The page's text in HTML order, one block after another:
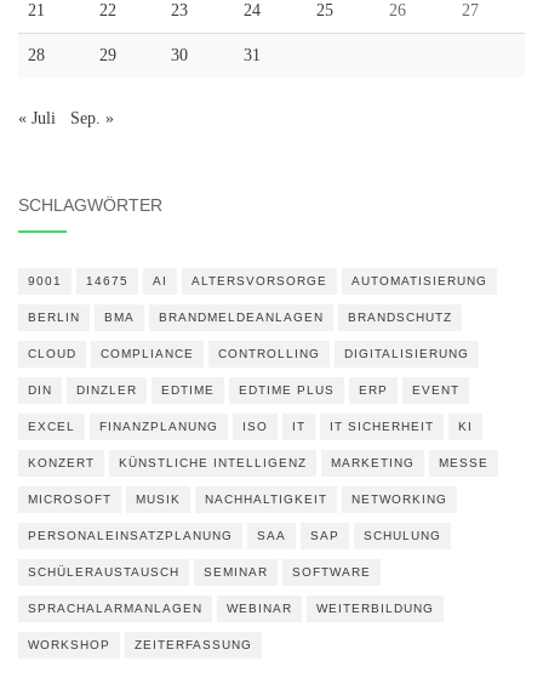
21 22 23 24 25 26 27
28 29 30 31
« Juli Sep. »
SCHLAGWÖRTER
9001 14675 AI ALTERSVORSORGE AUTOMATISIERUNG
BERLIN BMA BRANDMELDEANLAGEN BRANDSCHUTZ
CLOUD COMPLIANCE CONTROLLING DIGITALISIERUNG
DIN DINZLER EDTIME EDTIME PLUS ERP EVENT
EXCEL FINANZPLANUNG ISO IT IT SICHERHEIT KI
KONZERT KÜNSTLICHE INTELLIGENZ MARKETING MESSE
MICROSOFT MUSIK NACHHALTIGKEIT NETWORKING
PERSONALEINSATZPLANUNG SAA SAP SCHULUNG
SCHÜLERAUSTAUSCH SEMINAR SOFTWARE
SPRACHALARMANLAGEN WEBINAR WEITERBILDUNG
WORKSHOP ZEITERFASSUNG